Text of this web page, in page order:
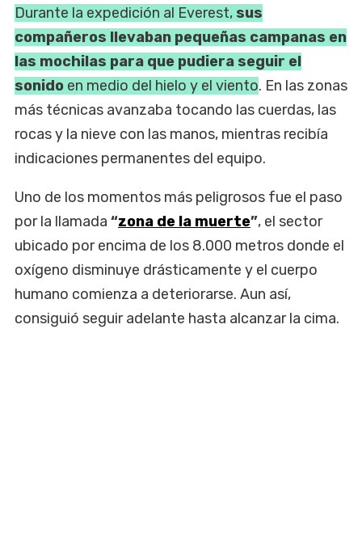
Durante la expedición al Everest, sus
compañeros llevaban pequeñas campanas en
las mochilas para que pudiera seguir el
sonido en medio del hielo y el viento. En las zonas
más técnicas avanzaba tocando las cuerdas, las
rocas y la nieve con las manos, mientras recibía
indicaciones permanentes del equipo.
Uno de los momentos más peligrosos fue el paso
por la llamada “zona de la muerte”, el sector
ubicado por encima de los 8.000 metros donde el
oxígeno disminuye drásticamente y el cuerpo
humano comienza a deteriorarse. Aun así,
consiguió seguir adelante hasta alcanzar la cima.